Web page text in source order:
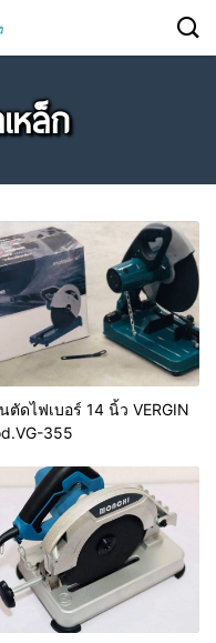
หล็ก
ตัดไฟเบอร์ 14 นิ้ว VERGIN
355